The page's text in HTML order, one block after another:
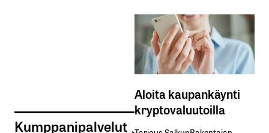
Kumppanipalvelut
Aloita kaupankäynti
kryptovaluutoilla